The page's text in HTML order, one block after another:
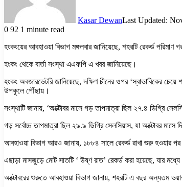
Kasar DewanLast Updated:
0 92 1 minute read
হংকংয়ের আবহাওয়া বিভাগ মঙ্গলবার জানিয়েছে, শহরটি রেকর্ড
হংকং থেকে বার্তা সংস্থা এএফপি এ খবর জানিয়েছে।
হংকং অবজারভেটরি জানিয়েছে, দক্ষিণ চীনের ওপর ‘স্বাভাবিকের
উপকূলে পৌঁছায়।
সংস্থাটি জানায়, ‘অক্টোবর মাসে গড় তাপমাত্রা ছিল ২৭.৪ ডিগ্রি
গড় সর্বোচ্চ তাপমাত্রা ছিল ২৯.৯ ডিগ্রি সেলসিয়াস, যা অক্টোবর মাসে
আবহাওয়া বিভাগ আরও জানায়, ১৮৮৪ সালে রেকর্ড রাখা শুরু হওয়ার
এছাড়া মাসজুড়ে মোট সাতটি ‘ উষ্ণ রাত’ রেকর্ড করা হয়েছে, যার
অক্টোবরের শুরুতে আবহাওয়া বিভাগ জানায়, শহরটি এ বছর অন্যতম